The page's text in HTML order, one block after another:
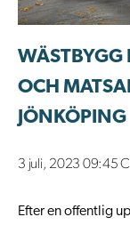
3 juli, 2023 09:45
WÄSTBYGG
OCH
JÖNKÖPING
Efter en offentlig